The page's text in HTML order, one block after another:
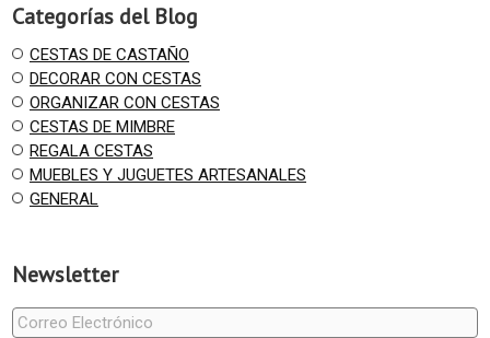
Categorías del Blog
CESTAS DE CASTAÑO
DECORAR CON CESTAS
ORGANIZAR CON CESTAS
CESTAS DE MIMBRE
REGALA CESTAS
MUEBLES Y JUGUETES ARTESANALES
GENERAL
Newsletter